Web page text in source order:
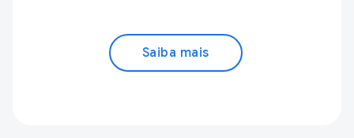
Saiba mais